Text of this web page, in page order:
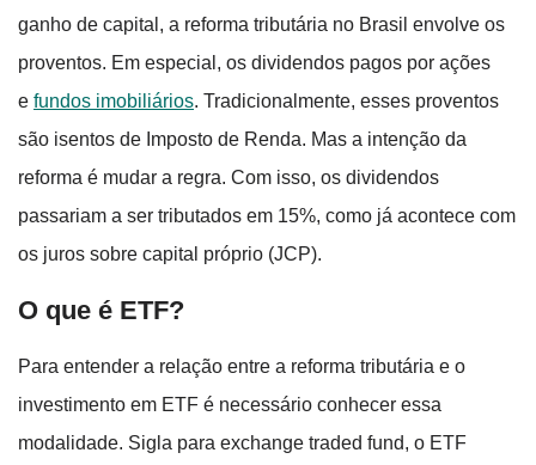
ganho de capital, a reforma tributária no Brasil envolve os
proventos. Em especial, os dividendos pagos por ações
e fundos imobiliários. Tradicionalmente, esses proventos
são isentos de Imposto de Renda. Mas a intenção da
reforma é mudar a regra. Com isso, os dividendos
passariam a ser tributados em 15%, como já acontece com
os juros sobre capital próprio (JCP).
O que é ETF?
Para entender a relação entre a reforma tributária e o
investimento em ETF é necessário conhecer essa
modalidade. Sigla para exchange traded fund, o ETF